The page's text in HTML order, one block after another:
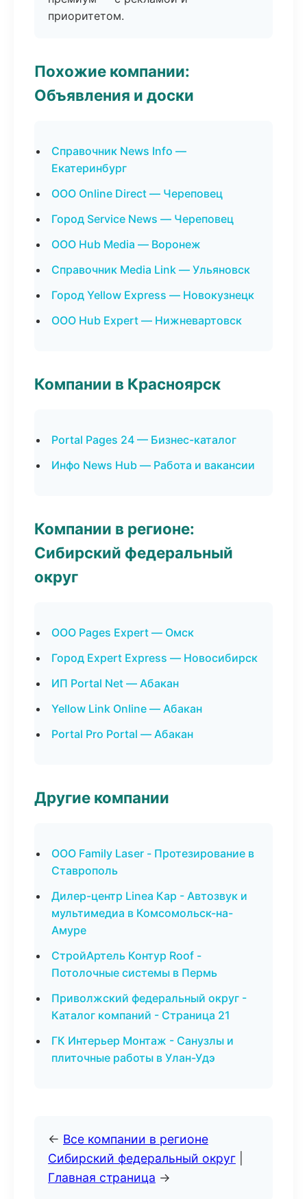
приоритетом.
Похожие компании:
Объявления и доски
Справочник News Info —
Екатеринбург
ООО Online Direct — Череповец
Город Service News — Череповец
ООО Hub Media — Воронеж
Справочник Media Link — Ульяновск
Город Yellow Express — Новокузнецк
ООО Hub Expert — Нижневартовск
Компании в Красноярск
Portal Pages 24 — Бизнес-каталог
Инфо News Hub — Работа и вакансии
Компании в регионе:
Сибирский федеральный
округ
ООО Pages Expert — Омск
Город Expert Express — Новосибирск
ИП Portal Net — Абакан
Yellow Link Online — Абакан
Portal Pro Portal — Абакан
Другие компании
ООО Family Laser - Протезирование в
Ставрополь
Дилер-центр Linea Кар - Автозвук и
мультимедиа в Комсомольск-на-
Амуре
СтройАртель Контур Roof -
Потолочные системы в Пермь
Приволжский федеральный округ -
Каталог компаний - Страница 21
ГК Интерьер Монтаж - Санузлы и
плиточные работы в Улан-Удэ
← Все компании в регионе
Сибирский федеральный округ
Главная страница →